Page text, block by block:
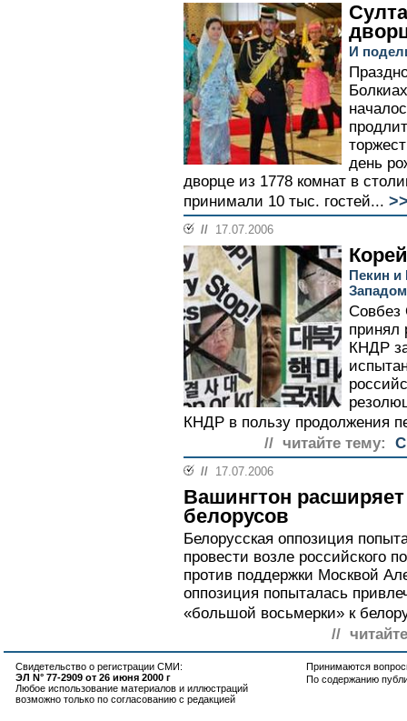
И
день
дворце из 1778 комнат в
принимали 10 тыс. гостей...
// 17.07.2006
Пекин
Западом
Совбез
КНДР
КНДР в пользу продолжения
// читайте тему:
// 17.07.2006
Вашингтон
белорусов
Белорусская оппозиция
провести возле российского
против поддержки Москвой
оппозиция попыталась
«большой восьмерки» к
//
Свидетельство о регистрации СМИ:
ЭЛ N° 77-2909 от 26 июня 2000 г
Любое использование материалов и иллюстраций
возможно только по согласованию с редакцией
Принимаются
По содержанию